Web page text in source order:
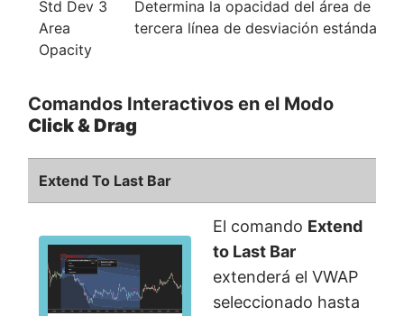
Std Dev 3
Area
Opacity
Determina la opacidad del área de la
tercera línea de desviación estándar
Comandos Interactivos en el Modo
Click & Drag
Extend To Last Bar
El comando Extend
to Last Bar
extenderá el VWAP
seleccionado hasta